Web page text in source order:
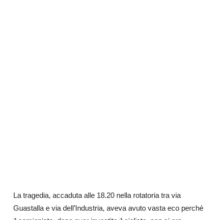
La tragedia, accaduta alle 18.20 nella rotatoria tra via
Guastalla e via dell’Industria, aveva avuto vasta eco perché